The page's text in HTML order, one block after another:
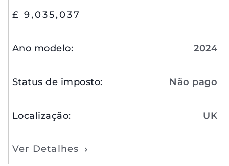
£ 9,035,037
Ano modelo: 2024
Status de imposto: Não pago
Localização: UK
Ver Detalhes